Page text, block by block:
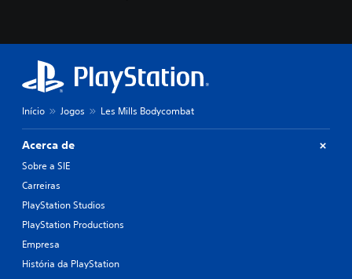
Início Jogos Les Mills Bodycombat
Acerca de
Sobre a SIE
Carreiras
PlayStation Studios
PlayStation Productions
Empresa
História da PlayStation